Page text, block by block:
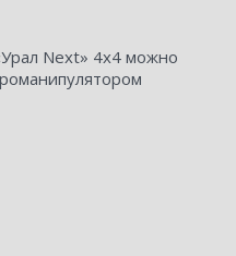
Next» 4х4 можно